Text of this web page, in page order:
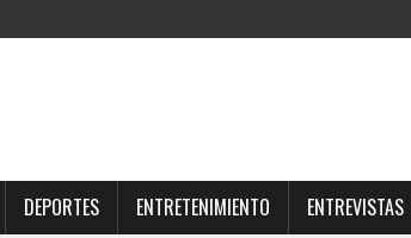
DEPORTES ENTRETENIMIENTO ENTREVISTAS